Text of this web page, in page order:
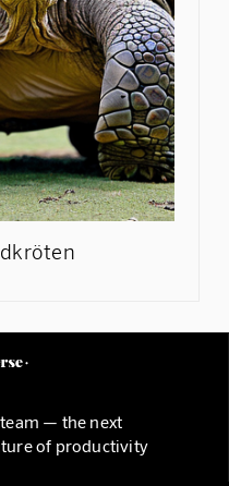
— the next
of productivity